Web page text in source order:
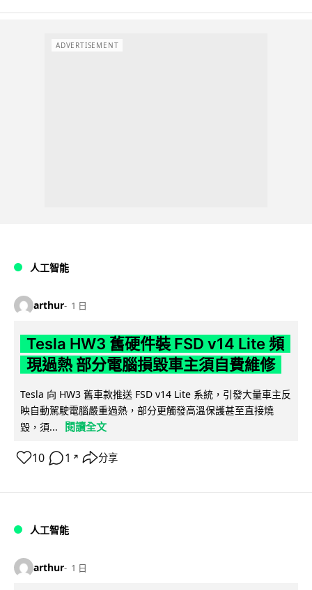
ADVERTISEMENT
人工智能
arthur 1 日
Tesla HW3 舊硬件裝 FSD v14 Lite 頻
現過熱 部分電腦損毀車主須自費維修
Tesla 向 HW3 舊車款推送 FSD v14 Lite 系統，引發大量車主反
映自動駕駛電腦嚴重過熱，部分更觸發高溫保護甚至直接燒
毀，須...
閱讀全文
10 1 ↗ 分享
人工智能
arthur 1 日